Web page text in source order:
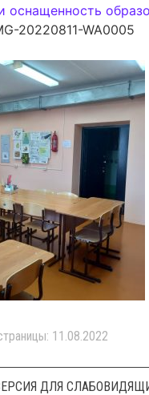
оснащенность
20220811-WA0005
11.08.2022
ДЛЯ